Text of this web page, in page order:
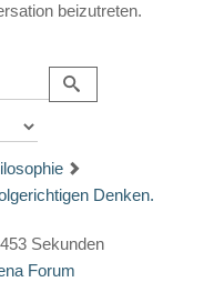
beizutreten.
Denken.
Sekunden
Forum